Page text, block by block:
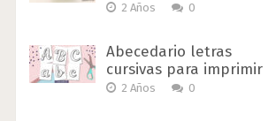
2 Años 0
Abecedario letras
cursivas para imprimir
2 Años 0